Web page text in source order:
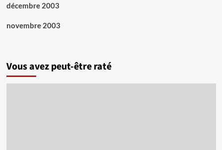
décembre 2003
novembre 2003
Vous avez peut-être raté